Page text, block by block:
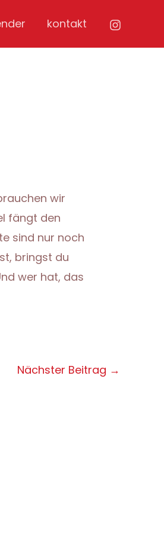
kontakt
wir
fängt den
sind nur noch
bringst du
wer hat, das
Nächster Beitrag →